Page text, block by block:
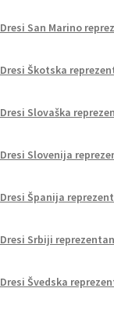
Dresi San Marino
Dresi Škotska
Dresi Slovaška
Dresi Slovenija
Dresi Španija
Dresi Srbiji
Dresi Švedska